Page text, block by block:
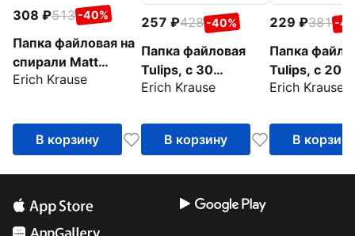
308 513 -40%
Папка файловая на
спирали Matt
Manga, А4, 20
Erich Krause
В корзину
257 428 -40%
Папка файловая
Tulips, c 30
карманами, A4
Erich Krause
В корзину
229 381 -
Папка
Tulips, c 20
карманами,
Erich Krause
В корзину